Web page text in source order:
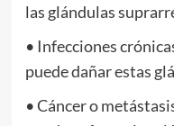
las glándulas
• Infecciones
puede dañar estas
• Cáncer o